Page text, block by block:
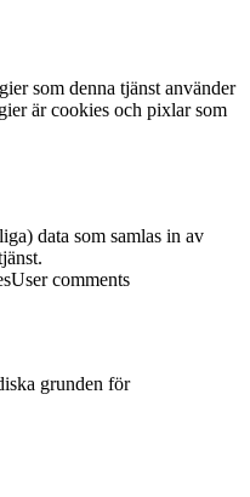
som denna tjänst använder
är cookies och pixlar som
data som samlas in av
User comments
grunden för